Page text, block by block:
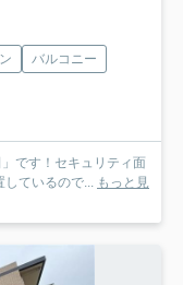
バルコニー
です！セキュリティ面
ているので...
もっと見